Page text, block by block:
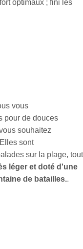
optimaux ; fini les
vous
pour de douces
souhaitez
sont
sur la plage, tout
léger et doté d'une
de batailles..